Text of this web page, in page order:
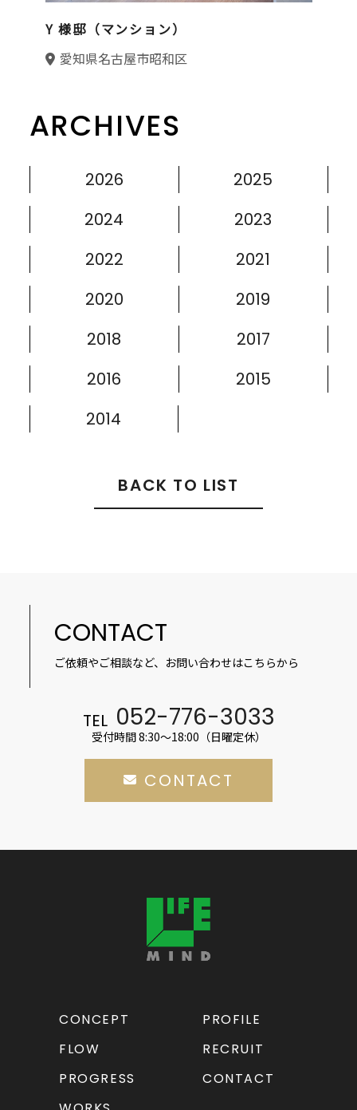
Y 様邸（マンション）
愛知県名古屋市昭和区
ARCHIVES
2026
2025
2024
2023
2022
2021
2020
2019
2018
2017
2016
2015
2014
BACK TO LIST
CONTACT
ご依頼やご相談など、お問い合わせはこちらから
TEL 052-776-3033
受付時間 8:30～18:00（日曜定休）
CONTACT
CONCEPT
PROFILE
FLOW
RECRUIT
PROGRESS
CONTACT